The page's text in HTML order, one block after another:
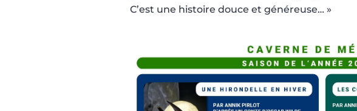
C’est une histoire douce et généreuse… »